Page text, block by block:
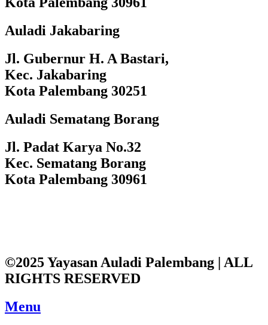
Auladi Jakabaring
Jl. Gubernur H. A Bastari,
Kec. Jakabaring
Kota Palembang 30251
Auladi Sematang Borang
Jl. Padat Karya No.32
Kec. Sematang Borang
Kota Palembang 30961
©2025 Yayasan Auladi Palembang | ALL
RIGHTS RESERVED
Menu